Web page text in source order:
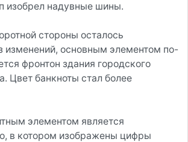
изобрел надувные шины.
стороны осталось
изменений, основным элементом по-
фронтон здания городского
Цвет банкноты стал более
элементом является
в котором изображены цифры